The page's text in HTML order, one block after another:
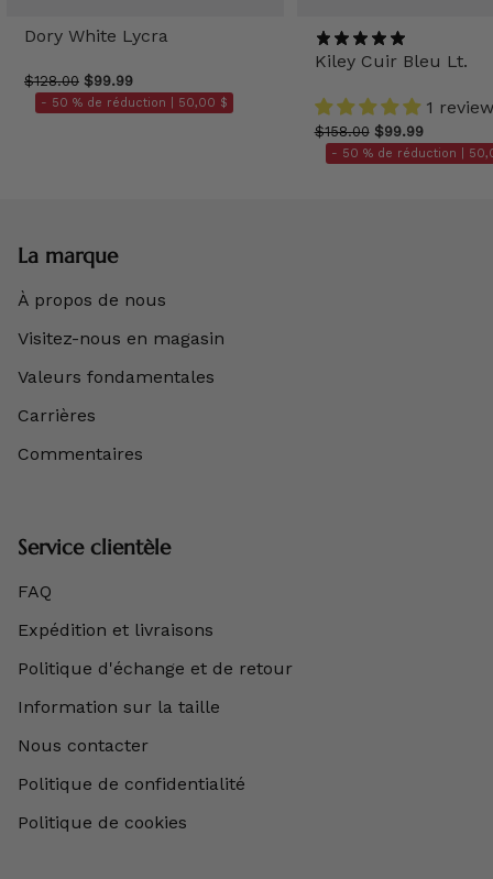
Dory White Lycra
$128.00 $99.99
- 50 % de réduction | 50,00 $
Kiley Cuir Bleu Lt.
1 review
$158.00 $99.99
- 50 % de réduction |
La marque
À propos de nous
Visitez-nous en magasin
Valeurs fondamentales
Carrières
Commentaires
Service clientèle
FAQ
Expédition et livraisons
Politique d'échange et de retour
Information sur la taille
Nous contacter
Politique de confidentialité
Politique de cookies